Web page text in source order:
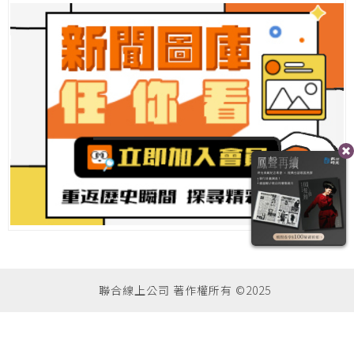
聯合線上公司 著作權所有 ©2025